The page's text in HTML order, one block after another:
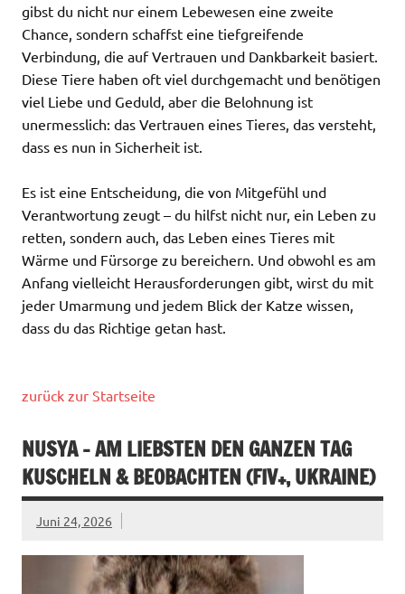
gibst du nicht nur einem Lebewesen eine zweite
Chance, sondern schaffst eine tiefgreifende
Verbindung, die auf Vertrauen und Dankbarkeit basiert.
Diese Tiere haben oft viel durchgemacht und benötigen
viel Liebe und Geduld, aber die Belohnung ist
unermesslich: das Vertrauen eines Tieres, das versteht,
dass es nun in Sicherheit ist.
Es ist eine Entscheidung, die von Mitgefühl und
Verantwortung zeugt – du hilfst nicht nur, ein Leben zu
retten, sondern auch, das Leben eines Tieres mit
Wärme und Fürsorge zu bereichern. Und obwohl es am
Anfang vielleicht Herausforderungen gibt, wirst du mit
jeder Umarmung und jedem Blick der Katze wissen,
dass du das Richtige getan hast.
zurück zur Startseite
NUSYA – AM LIEBSTEN DEN GANZEN TAG
KUSCHELN & BEOBACHTEN (FIV+, UKRAINE)
Juni 24, 2026